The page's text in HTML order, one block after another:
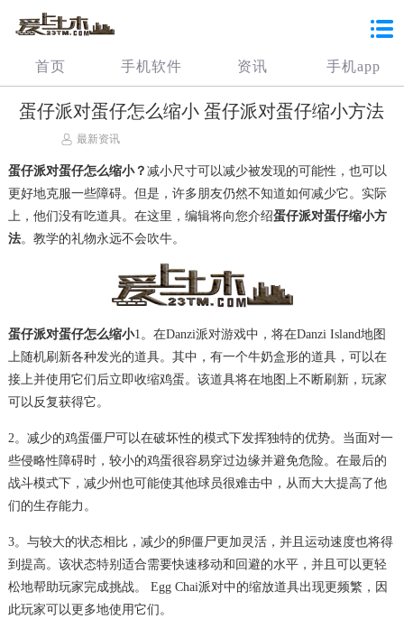
首页 手机软件 资讯 手机app
蛋仔派对蛋仔怎么缩小 蛋仔派对蛋仔缩小方法
最新资讯
蛋仔派对蛋仔怎么缩小？ 减小尺寸可以减少被发现的可能性，也可以
更好地克服一些障碍。但是，许多朋友仍然不知道如何减少它。实际
上，他们没有吃道具。在这里，编辑将向您介绍蛋仔派对蛋仔缩小方
法。教学的礼物永远不会吹牛。
蛋仔派对蛋仔怎么缩小1。在Danzi派对游戏中，将在Danzi Island地图
上随机刷新各种发光的道具。其中，有一个牛奶盒形的道具，可以在
接上并使用它们后立即收缩鸡蛋。该道具将在地图上不断刷新，玩家
可以反复获得它。
2。减少的鸡蛋僵尸可以在破坏性的模式下发挥独特的优势。当面对一
些侵略性障碍时，较小的鸡蛋很容易穿过边缘并避免危险。在最后的
战斗模式下，减少州也可能使其他球员很难击中，从而大大提高了他
们的生存能力。
3。与较大的状态相比，减少的卵僵尸更加灵活，并且运动速度也将得
到提高。该状态特别适合需要快速移动和回避的水平，并且可以更轻
松地帮助玩家完成挑战。 Egg Chai派对中的缩放道具出现更频繁，因
此玩家可以更多地使用它们。